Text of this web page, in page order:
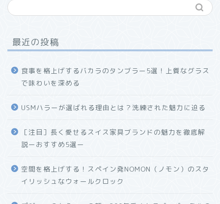
最近の投稿
食事を格上げするバカラのタンブラー5選！上質なグラス
で味わいを深める
USMハラーが選ばれる理由とは？洗練された魅力に迫る
［注目］長く愛せるスイス家具ブランドの魅力を徹底解
説ーおすすめ5選ー
空間を格上げする！スペイン発NOMON（ノモン）のスタ
イリッシュなウォールクロック
ホーム